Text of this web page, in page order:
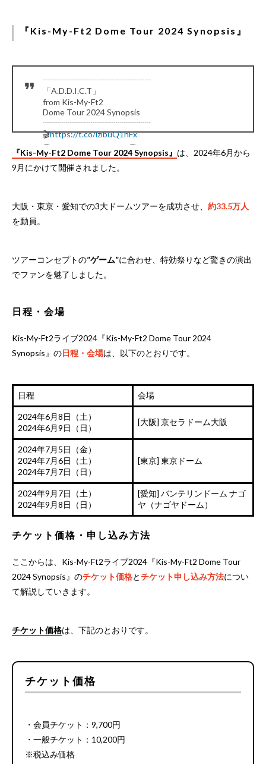
『Kis-My-Ft2 Dome Tour 2024 Synopsis』
┈┈┈┈┈┈┈┈┈┈┈┈┈
「A.D.D.I.C.T」
from Kis-My-Ft2
Dome Tour 2024 Synopsis
┈┈┈┈┈┈┈┈┈┈┈┈┈
🎬https://t.co/lzibuQ1hFx
📀2025.03.05 ON SALE📀
LIVE DVD&Blu-rayより
「A.D.D.I.C.T」を公開🎙✨
『Kis-My-Ft2 Dome Tour 2024 Synopsis』 は、2024年6月から
9月にかけて開催されました。
大阪・東京・愛知での3大ドームツアーを成功させ、 約33.5万人
を動員。
ツアーコンセプトの”ゲーム”に合わせ、特効祭りなど驚きの演出
でファンを魅了しました。
日程・会場
Kis-My-Ft2ライブ2024『Kis-My-Ft2 Dome Tour 2024
Synopsis』の日程・会場は、以下のとおりです。
日程 会場
2024年6月8日（土）
2024年6月9日（日）
[大阪] 京セラドーム大阪
2024年7月5日（金）
2024年7月6日（土）
2024年7月7日（日）
[東京] 東京ドーム
2024年9月7日（土）
2024年9月8日（日）
[愛知] バンテリンドーム ナゴ
ヤ（ナゴヤドーム）
チケット価格・申し込み方法
ここからは、Kis-My-Ft2ライブ2024『Kis-My-Ft2 Dome Tour
2024 Synopsis』のチケット価格とチケット申し込み方法につい
て解説していきます。
チケット価格は、下記のとおりです。
チケット価格
・会員チケット：9,700円
・一般チケット：10,200円
※税込み価格